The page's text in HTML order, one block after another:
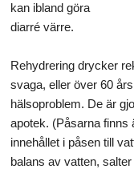
kan ibland göra
diarré värre.
Rehydrering drycker
svaga, eller över 60
hälsoproblem. De är
apotek. (Påsarna finns
innehållet i påsen till
balans av vatten,